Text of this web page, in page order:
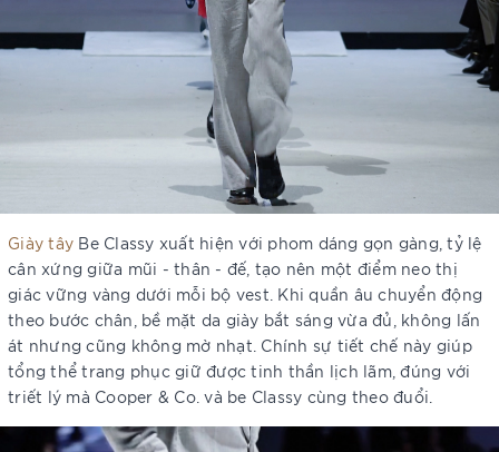
Giày tây Be Classy xuất hiện với phom dáng gọn gàng, tỷ lệ
cân xứng giữa mũi - thân - đế, tạo nên một điểm neo thị
giác vững vàng dưới mỗi bộ vest. Khi quần âu chuyển động
theo bước chân, bề mặt da giày bắt sáng vừa đủ, không lấn
át nhưng cũng không mờ nhạt. Chính sự tiết chế này giúp
tổng thể trang phục giữ được tinh thần lịch lãm, đúng với
triết lý mà Cooper & Co. và be Classy cùng theo đuổi.